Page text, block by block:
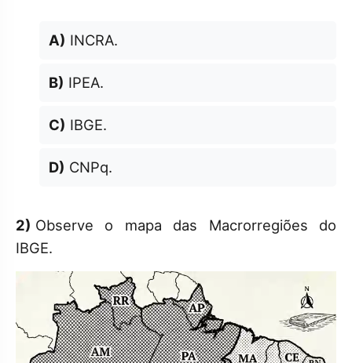
A) INCRA.
B) IPEA.
C) IBGE.
D) CNPq.
2) Observe o mapa das Macrorregiões do
IBGE.